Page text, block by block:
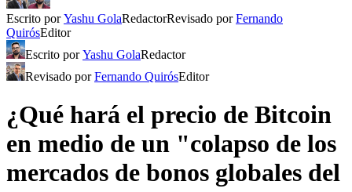
Escrito porYashu GolaRedactorRevisado porFernando
QuirósEditor
Escrito porYashu GolaRedactor
Revisado porFernando QuirósEditor
¿Qué hará el precio de Bitcoin
en medio de un "colapso de los
mercados de bonos globales del